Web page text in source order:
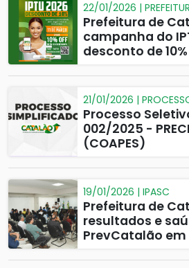
22/01/2026 |
Prefeitura de
campanha do
desconto de
21/01/2026 |
Processo
002/2025 -
(COAPES)
19/01/2026 | IPASC
Prefeitura de
resultados e
PrevCatalão